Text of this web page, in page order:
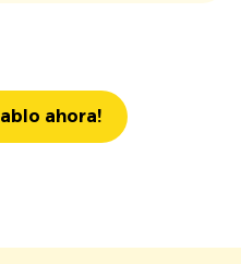
ahora!